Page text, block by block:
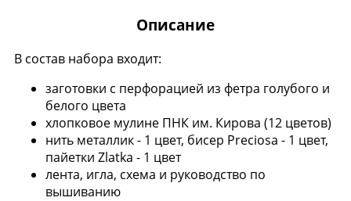
Описание
В состав набора входит:
заготовки с перфорацией из фетра голубого и
белого цвета
хлопковое мулине ПНК им. Кирова (12 цветов)
нить металлик - 1 цвет, бисер Preciosa - 1 цвет,
пайетки Zlatka - 1 цвет
лента, игла, схема и руководство по
вышиванию